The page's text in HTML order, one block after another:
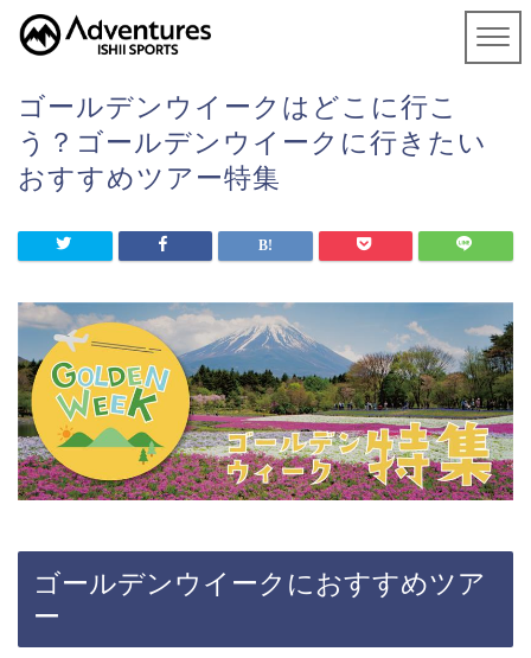
ゴールデンウイークはどこに行こ
う？ゴールデンウイークに行きたい
おすすめツアー特集
ゴールデンウイークにおすすめツア
ー